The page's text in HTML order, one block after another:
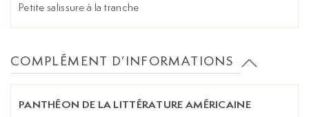
Petite salissure à la tranche
COMPLÉMENT D’INFORMATIONS
PANTHÉON DE LA LITTÉRATURE AMÉRICAINE